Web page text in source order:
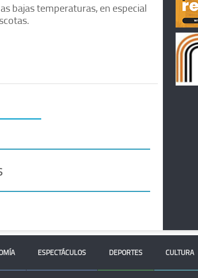
bajas temperaturas, en especial
ESPECTÁCULOS DEPORTES CULTURA